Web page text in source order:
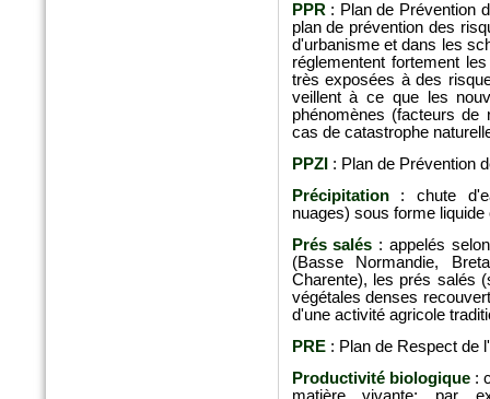
PPR : Plan de Prévention
plan de prévention des
d'urbanisme et dans les
réglementent fortement
très exposées à des
veillent à ce que les
phénomènes (facteurs
cas de catastrophe
PPZI : Plan de Prévention
Précipitation: chute
nuages) sous forme
Prés salés : appelés
(Basse Normandie,
Charente), les prés salés
végétales denses
d'une activité agricole
PRE: Plan de Respect de
Productivité biologique: